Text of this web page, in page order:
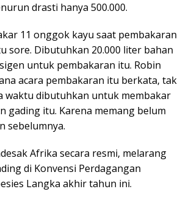
drasti hanya 500.000.
11 onggok kayu saat pembakaran
sore. Dibutuhkan 20.000 liter bahan
untuk pembakaran itu. Robin
acara pembakaran itu berkata, tak
waktu dibutuhkan untuk membakar
gading itu. Karena memang belum
sebelumnya.
Afrika secara resmi, melarang
di Konvensi Perdagangan
Langka akhir tahun ini.